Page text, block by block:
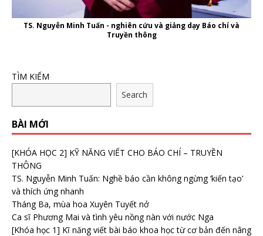
TS. Nguyễn Minh Tuấn - nghiên cứu và giảng dạy Báo chí và
Truyền thông
TÌM KIẾM
Search
BÀI MỚI
[KHÓA HỌC 2] KỸ NĂNG VIẾT CHO BÁO CHÍ – TRUYỀN
THÔNG
TS. Nguyễn Minh Tuấn: Nghề báo cần không ngừng ‘kiến tạo’
và thích ứng nhanh
Tháng Ba, mùa hoa Xuyên Tuyết nở
Ca sĩ Phương Mai và tình yêu nồng nàn với nước Nga
[Khóa học 1] Kĩ năng viết bài báo khoa học từ cơ bản đến nâng